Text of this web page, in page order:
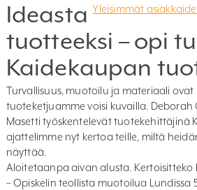
Yleisimmät
Ideasta
tuotteeksi – opi
Kaidekaupan
Turvallisuus, muotoilu ja materiaali
tuoteketjuamme voisi kuvailla. Deborah
Masetti työskentelevät tuotekehittäjinä
ajattelimme nyt kertoa teille, miltä
näyttää.
Aloitetaanpa aivan alusta.
– Opiskelin teollista muotoilua Lundissa